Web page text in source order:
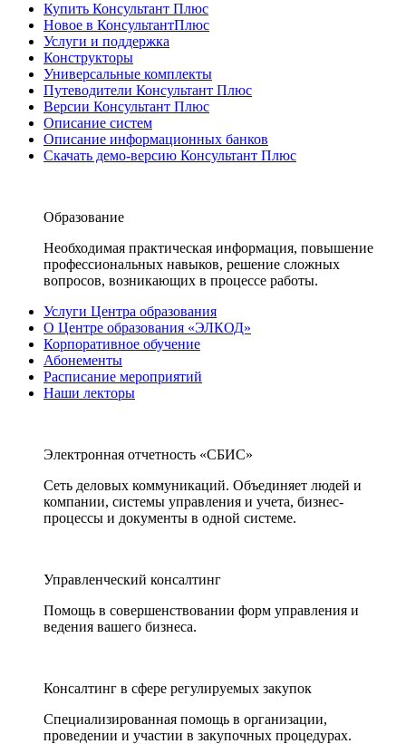
Купить Консультант Плюс
Новое в КонсультантПлюс
Услуги и поддержка
Конструкторы
Универсальные комплекты
Путеводители Консультант Плюс
Версии Консультант Плюс
Описание систем
Описание информационных банков
Скачать демо-версию Консультант Плюс
Образование
Необходимая практическая информация, повышение
профессиональных навыков, решение сложных
вопросов, возникающих в процессе работы.
Услуги Центра образования
О Центре образования «ЭЛКОД»
Корпоративное обучение
Абонементы
Расписание мероприятий
Наши лекторы
Электронная отчетность «СБИС»
Сеть деловых коммуникаций. Объединяет людей и
компании, системы управления и учета, бизнес-
процессы и документы в одной системе.
Управленческий консалтинг
Помощь в совершенствовании форм управления и
ведения вашего бизнеса.
Консалтинг в сфере регулируемых закупок
Специализированная помощь в организации,
проведении и участии в закупочных процедурах.